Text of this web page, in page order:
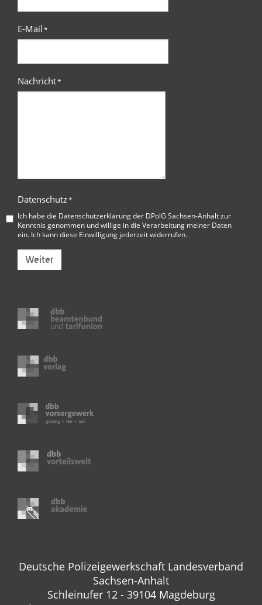
E-Mail*
Nachricht*
Datenschutz*
Ich habe die Datenschutzerklärung der DPolG Sachsen-Anhaltzur
Kenntnis genommen und willige in die Verarbeitung meiner Daten
ein. Ich kann diese Einwilligung jederzeit widerrufen.
Weiter
Deutsche Polizeigewerkschaft Landesverband
Sachsen-Anhalt
Schleinufer 12 - 39104 Magdeburg